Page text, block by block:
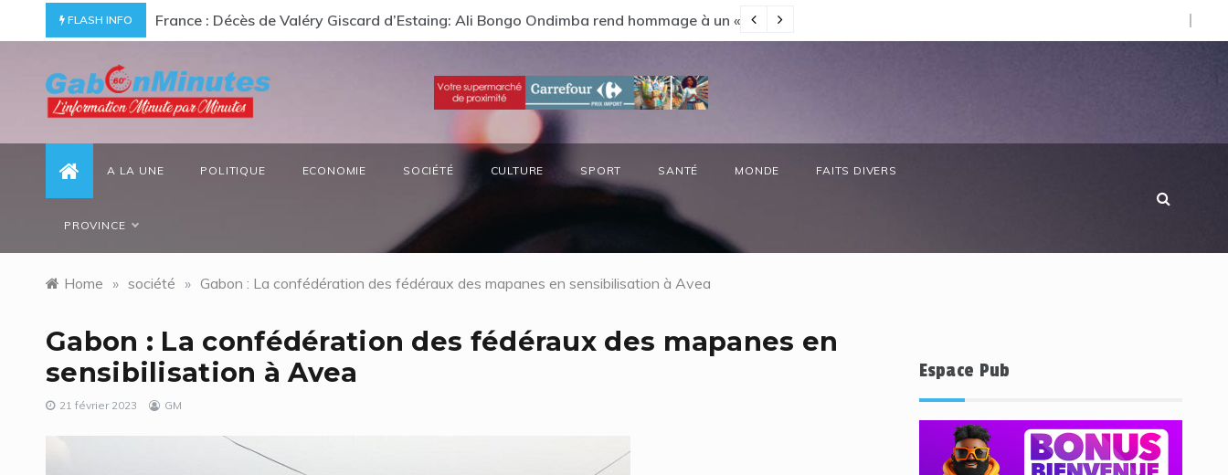
FLASH INFO
à un « passionné d’Afrique »Gabon/ Le ministre des Eaux et Forêts préside la réunion annuelle du Comité National Ozone (CNO).
gabonminutes.com
A LA UNE POLITIQUE ECONOMIE SOCIÉTÉ CULTURE SPORT SANTÉ MONDE FAITS DIVERS
PROVINCE
Home » société » Gabon : La confédération des fédéraux des mapanes en sensibilisation à Avea
Gabon : La confédération des fédéraux des mapanes en
sensibilisation à Avea
21 février 2023 GM
Espace Pub